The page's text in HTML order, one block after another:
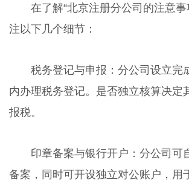
在了解“北京注册分公司的注意事
注以下几个细节：
税务登记与申报：分公司设立完
内办理税务登记。是否独立核算决定
报税。
印章备案与银行开户：分公司可
备案，同时可开设独立对公账户，用